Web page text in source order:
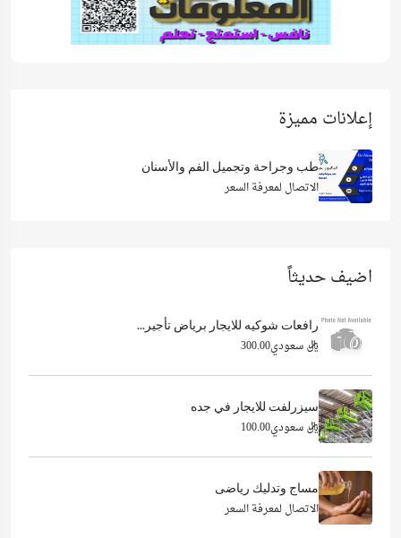
إعلانات مميزة
طب وجراحة وتجميل الفم والأسنان
الاتصال لمعرفة السعر
اضيف حديثاً
رافعات شوكيه للايجار برياض تأجير...
ريال سعودي300.00
سيزرلفت للايجار في جده
ريال سعودي100.00
مساج وتدليك رياضى
الاتصال لمعرفة السعر